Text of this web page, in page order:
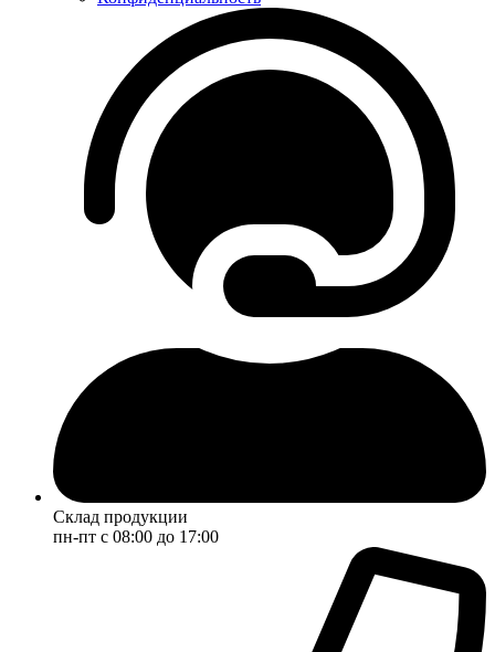
Склад продукции
пн-пт с 08:00 до 17:00